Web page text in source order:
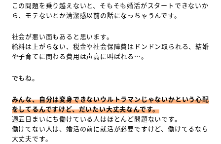
この問題を乗り越えないと、そもそも婚活がスタートできないか
ら、モテないとか清潔感以前の話になっちゃうんです。
社会が悪い面もあると思います。
給料は上がらない、税金や社会保障費はドンドン取られる、結婚
や子育てに関わる費用は声高に叫ばれる…。
でもね。
みんな、自分は変身できないウルトラマンじゃないかという心配
をしてるんですけど、だいたい大丈夫なんです。
週五日まいにち働けている人はほとんど問題ないです。
働けてない人は、婚活の前に就活が必要ですけど、働けてるなら
大丈夫です。